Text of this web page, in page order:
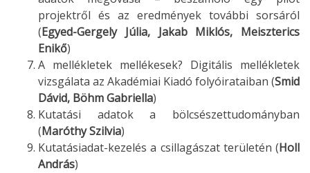
projektről és az eredmények további sorsáról
(Egyed-Gergely Júlia, Jakab Miklós, Meiszterics
Enikő)
A mellékletek mellékesek? Digitális mellékletek
vizsgálata az Akadémiai Kiadó folyóirataiban (Smid
Dávid, Böhm Gabriella)
Kutatási adatok a bölcsészettudományban
(Maróthy Szilvia)
Kutatásiadat-kezelés a csillagászat területén (Holl
András)